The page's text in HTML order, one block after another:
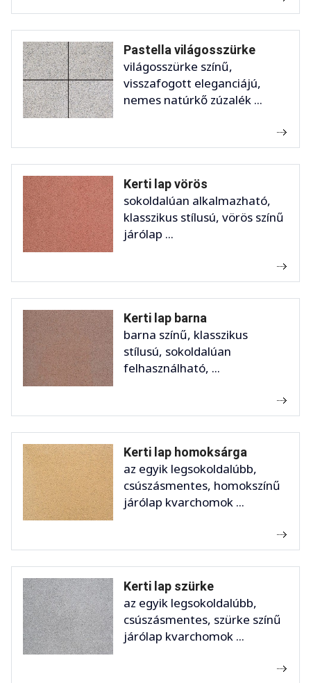
Pastella világosszürke
világosszürke színű,
visszafogott eleganciájú,
nemes natúrkő zúzalék ...
Kerti lap vörös
sokoldalúan alkalmazható,
klasszikus stílusú, vörös színű
járólap ...
Kerti lap barna
barna színű, klasszikus
stílusú, sokoldalúan
felhasználható, ...
Kerti lap homoksárga
az egyik legsokoldalúbb,
csúszásmentes, homokszínű
járólap kvarchomok ...
Kerti lap szürke
az egyik legsokoldalúbb,
csúszásmentes, szürke színű
járólap kvarchomok ...